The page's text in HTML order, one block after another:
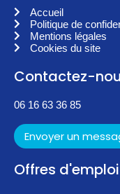
Accueil
Politique de
Mentions légales
Cookies du site
Contactez-
06 16 63 36 85
Envoyer un
Offres d'emploi